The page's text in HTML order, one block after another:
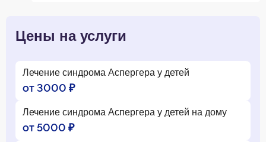
Цены на услуги
Лечение синдрома Аспергера у детей
от 3000 ₽
Лечение синдрома Аспергера у детей на дому
от 5000 ₽